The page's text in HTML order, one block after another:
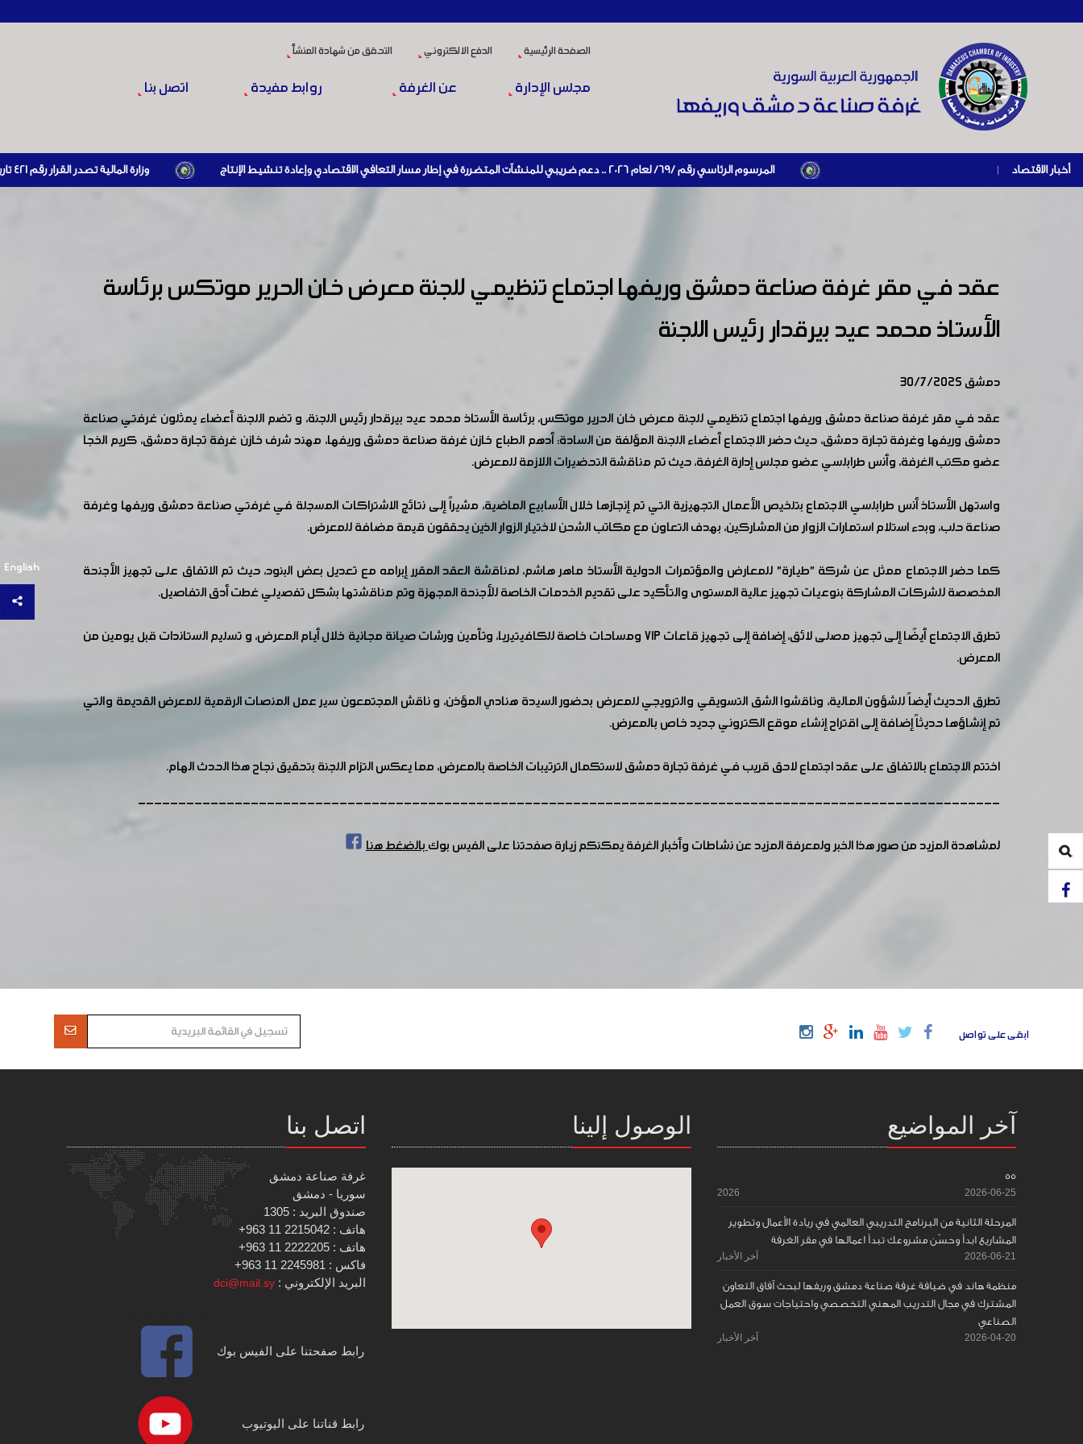
الصفحة الرئيسية الدفع الالكتروني التحقق من شهادة المنشأ
مجلس الإدارة عن الغرفة روابط مفيدة اتصل بنا
أخبار الاقتصاد | المرسوم الرئاسي رقم /69/ لعام 2026 .. دعم ضريبي للمنشآت المتضررة في إطار مسار التعافي الاقتصادي وإعادة تنشيط الإنتاج وزارة المالية تصدر القرار رقم 421 تاريخ 24/3/2026 المتضمن الزام المستوردين بإبراز براءة ذمة مالية سارية صادرة عن الهيئة العامة للضرائب والرسوم أو مديرياتها عند القيام بعمليات الاستيراد
English
عقد في مقر غرفة صناعة دمشق وريفها اجتماع تنظيمي للجنة معرض خان الحرير موتكس برئاسة
الأستاذ محمد عيد بيرقدار رئيس اللجنة
دمشق 30/7/2025
عقد في مقر غرفة صناعة دمشق وريفها اجتماع تنظيمي للجنة معرض خان الحرير موتكس، برئاسة الأستاذ محمد عيد بيرقدار رئيس اللجنة، و تضم اللجنة أعضاء يمثلون غرفتي صناعة
دمشق وريفها وغرفة تجارة دمشق، حيث حضر الاجتماع أعضاء اللجنة المؤلفة من السادة: أدهم الطباع خازن غرفة صناعة دمشق وريفها، مهند شرف خازن غرفة تجارة دمشق، كريم الخجا
عضو مكتب الغرفة، وأنس طرابلسي عضو مجلس إدارة الغرفة، حيث تم مناقشة التحضيرات اللازمة للمعرض.
واستهل الأستاذ أنس طرابلسي الاجتماع بتلخيص الأعمال التجهيزية التي تم إنجازها خلال الأسابيع الماضية، مشيراً إلى نتائج الاشتراكات المسجلة في غرفتي صناعة دمشق وريفها وغرفة
صناعة حلب، وبدء استلام استمارات الزوار من المشاركين، بهدف التعاون مع مكاتب الشحن لاختيار الزوار الذين يحققون قيمة مضافة للمعرض.
كما حضر الاجتماع ممثل عن شركة "طيارة" للمعارض والمؤتمرات الدولية الأستاذ ماهر هاشم، لمناقشة العقد المقرر إبرامه مع تعديل بعض البنود، حيث تم الاتفاق على تجهيز الأجنحة
المخصصة للشركات المشاركة بنوعيات تجهيز عالية المستوى والتأكيد على تقديم الخدمات الخاصة للأجنحة المجهزة وتم مناقشتها بشكل تفصيلي غطت أدق التفاصيل.
تطرق الاجتماع أيضًا إلى تجهيز مصلى لائق، إضافة إلى تجهيز قاعات VIP ومساحات خاصة للكافيتيريا، وتأمين ورشات صيانة مجانية خلال أيام المعرض، و تسليم الستاندات قبل يومين من
المعرض.
تطرق الحديث أيضاً للشؤون المالية، وناقشوا الشق التسويقي والترويجي للمعرض بحضور السيدة هنادي المؤذن، و ناقش المجتمعون سير عمل المنصات الرقمية للمعرض القديمة والتي
تم إنشاؤها حديثاً إضافة إلى اقتراح إنشاء موقع الكتروني جديد خاص بالمعرض.
اختتم الاجتماع بالاتفاق على عقد اجتماع لاحق قريب في غرفة تجارة دمشق لاستكمال الترتيبات الخاصة بالمعرض، مما يعكس التزام اللجنة بتحقيق نجاح هذا الحدث الهام.
-----------------------------------------------------------------------------------------------------------
لمشاهدة المزيد من صور هذا الخبر ولمعرفة المزيد عن نشاطات وأخبار الغرفة يمكنكم زيارة صفحتنا على الفيس بوكبالضغط هنا
ابقى على تواصل
آخر المواضيع
55
2026-06-25
2026
المرحلة الثانية من البرنامج التدريبي العالمي في ريادة الأعمال وتطوير
المشاريع ابدأ وحسّن مشروعك تبدأ اعمالها في مقر الغرفة
2026-06-21 آخر الأخبار
منظمة هاند في ضيافة غرفة صناعة دمشق وريفها لبحث آفاق التعاون
المشترك في مجال التدريب المهني التخصصي واحتياجات سوق العمل
الصناعي
2026-04-20 آخر الأخبار
الوصول إلينا اتصل بنا
غرفة صناعة دمشق
سوريا - دمشق
صندوق البريد : 1305
هاتف : 2215042 11 963+
هاتف : 2222205 11 963+
فاكس : 2245981 11 963+
البريد الإلكتروني : dci@mail.sy
رابط صفحتنا على الفيس بوك
رابط قناتنا على اليوتيوب